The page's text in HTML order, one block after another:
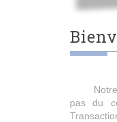
pas du